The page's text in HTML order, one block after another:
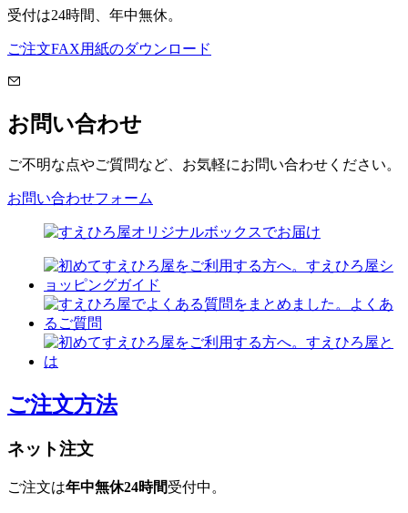
受付は24時間、年中無休。
ご注文FAX用紙のダウンロード
お問い合わせ
ご不明な点やご質問など、お気軽にお問い合わせください。
お問い合わせフォーム
ご注文方法
ネット注文
ご注文は年中無休24時間受付中。